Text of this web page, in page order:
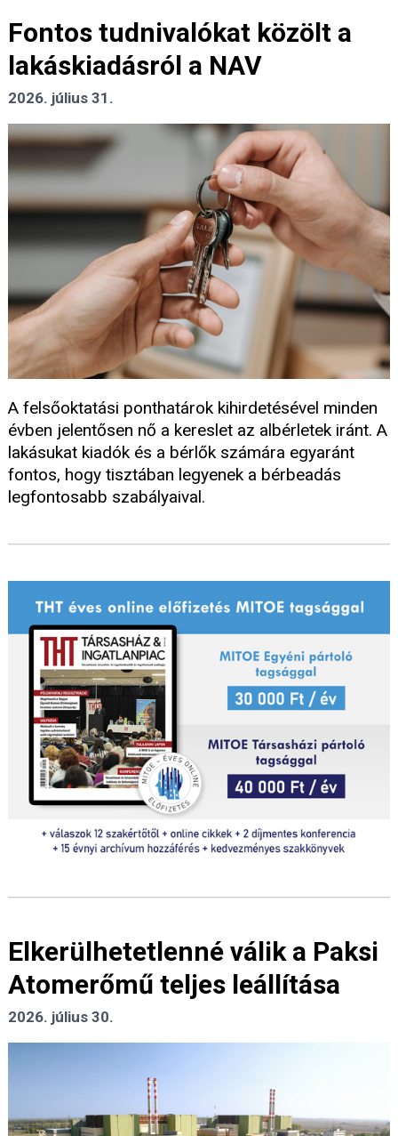
Fontos tudnivalókat közölt a
lakáskiadásról a NAV
2026. július 31.
A felsőoktatási ponthatárok kihirdetésével minden
évben jelentősen nő a kereslet az albérletek iránt. A
lakásukat kiadók és a bérlők számára egyaránt
fontos, hogy tisztában legyenek a bérbeadás
legfontosabb szabályaival.
Elkerülhetetlenné válik a Paksi
Atomerőmű teljes leállítása
2026. július 30.